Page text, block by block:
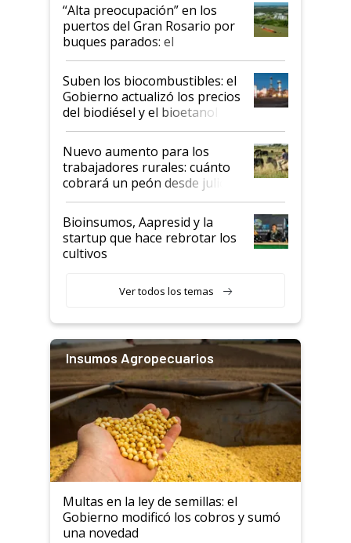
“Alta preocupación” en los
puertos del Gran Rosario por
buques parados: el
funcionamiento de las
exportadoras en tensión tras
la medida de fuerza de los
prácticos
Suben los biocombustibles: el
Gobierno actualizó los precios
del biodiésel y el bioetanol
Nuevo aumento para los
trabajadores rurales: cuánto
cobrará un peón desde julio
Bioinsumos, Aapresid y la
startup que hace rebrotar los
cultivos
Ver todos los temas
Insumos Agropecuarios
Multas en la ley de semillas: el
Gobierno modificó los cobros y sumó
una novedad